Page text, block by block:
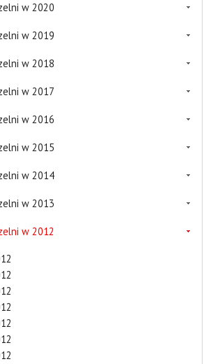
w 2020
w 2019
w 2018
w 2017
w 2016
w 2015
w 2014
w 2013
w 2012